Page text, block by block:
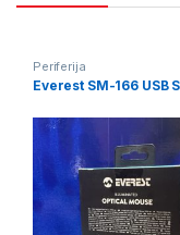
Periferija
Everest SM-166 USB